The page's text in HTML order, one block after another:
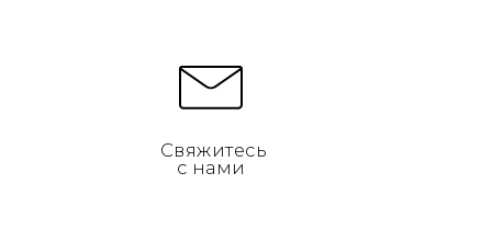
Свяжитесь
с нами